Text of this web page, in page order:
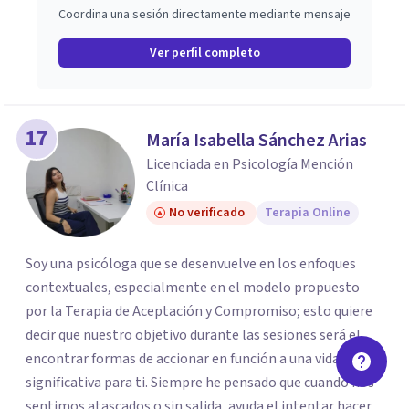
Coordina una sesión directamente mediante mensaje
Ver perfil completo
17 María Isabella Sánchez Arias
Licenciada en Psicología Mención
Clínica
No verificado Terapia Online
Soy una psicóloga que se desenvuelve en los enfoques
contextuales, especialmente en el modelo propuesto
por la Terapia de Aceptación y Compromiso; esto quiere
decir que nuestro objetivo durante las sesiones será el
encontrar formas de accionar en función a una vida
significativa para ti. Siempre he pensado que cuando nos